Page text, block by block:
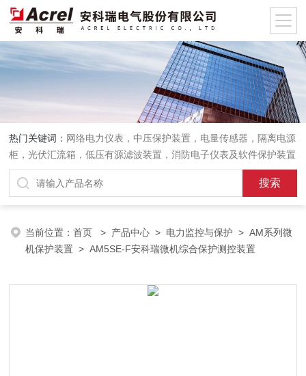
热门关键词： 网络电力仪表，中压保护装置，电量传感器，隔离电源
柜，光伏汇流箱，低压有源滤波装置，消防电子仪表及软件保护装置
当前位置：首页 > 产品中心 > 电力监控与保护 >AM系列微
机保护装置 > AM5SE-F安科瑞微机综合保护测控装置